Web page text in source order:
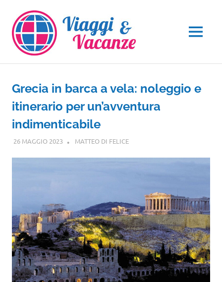
contenuto
MENU
Grecia in barca a vela: noleggio e
itinerario per un’avventura
indimenticabile
26 MAGGIO 2023 MATTEO DI FELICEEUROPA